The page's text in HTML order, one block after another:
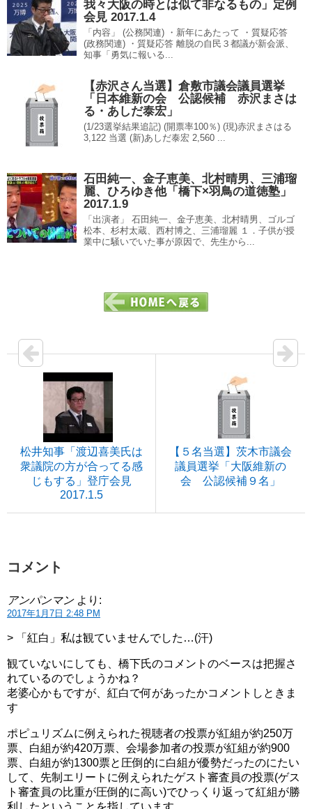
我々大阪の時とは似て非なるもの」定例
会見 2017.1.4
「内容」 (公務関連) ・新年にあたって ・質疑応答
(政務関連) ・質疑応答 離脱の自民３都議が新会派、
知事「勇気に報いる...
【赤沢さん当選】倉敷市議会議員選挙
「日本維新の会 公認候補 赤沢まさは
る・あしだ泰宏」
(1/23選挙結果追記) (開票率100％) (現)赤沢まさはる
3,122 当選 (新)あしだ泰宏 2,560 ...
石田純一、金子恵美、北村晴男、三浦瑠
麗、ひろゆき他「橋下×羽鳥の道徳塾」
2017.1.9
「出演者」 石田純一、金子恵美、北村晴男、ゴルゴ
松本、杉村太蔵、西村博之、三浦瑠麗 １．子供が授
業中に騒いでいた事が原因で、先生から...
松井知事「渡辺喜美氏は
衆議院の方が合ってる感
じもする」登庁会見
2017.1.5
【５名当選】茨木市議会
議員選挙「大阪維新の
会 公認候補９名」
コメント
アンパンマン より:
2017年1月7日 2:48 PM
> 「紅白」私は観ていませんでした…(汗)
観ていないにしても、橋下氏のコメントのベースは把握さ
れているのでしょうかね？
老婆心かもですが、紅白で何があったかコメントしときま
す
ポピュリズムに例えられた視聴者の投票が紅組が約250万
票、白組が約420万票、会場参加者の投票が紅組が約900
票、白組が約1300票と圧倒的に白組が優勢だったのにたい
して、先制エリートに例えられたゲスト審査員の投票(ゲス
ト審査員の比重が圧倒的に高い)でひっくり返って紅組が勝
利したということを指しています